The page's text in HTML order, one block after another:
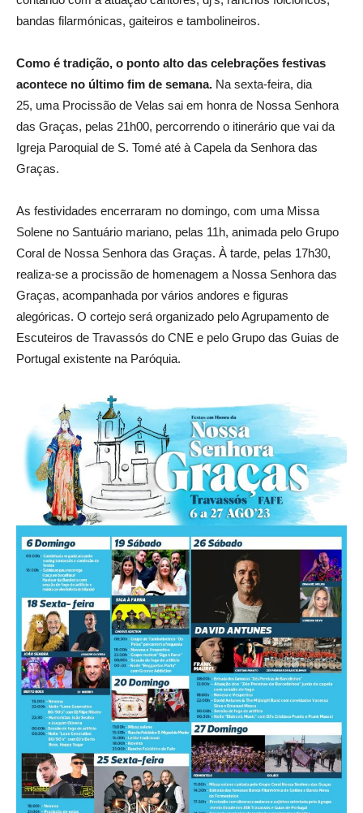
bandas filarmónicas, gaiteiros e tambolineiros.
Como é tradição, o ponto alto das celebrações festivas
acontece no último fim de semana. Na sexta-feira, dia
25, uma Procissão de Velas sai em honra de Nossa Senhora
das Graças, pelas 21h00, percorrendo o itinerário que vai da
Igreja Paroquial de S. Tomé até à Capela da Senhora das
Graças.
As festividades encerraram no domingo, com uma Missa
Solene no Santuário mariano, pelas 11h, animada pelo Grupo
Coral de Nossa Senhora das Graças. À tarde, pelas 17h30,
realiza-se a procissão de homenagem a Nossa Senhora das
Graças, acompanhada por vários andores e figuras
alegóricas. O cortejo será organizado pelo Agrupamento de
Escuteiros de Travassós do CNE e pelo Grupo das Guias de
Portugal existente na Paróquia.